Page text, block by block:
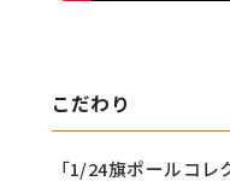
こだわり
「1/24旗ポールコ